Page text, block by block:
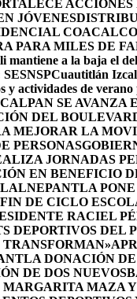
ACCIONES
JÓVENES
PARA MILES DE
mantiene a la baja el
Cuautitlán
y actividades de
SE AVANZA
DEL
MEJORAR LA
PERSONAS
JORNADAS
EN BENEFICIO
DE CICLO
RACIEL
DEPORTIVOS DEL
TRANSFORMAN»
DONACIÓN
DE DOS
MAZA Y